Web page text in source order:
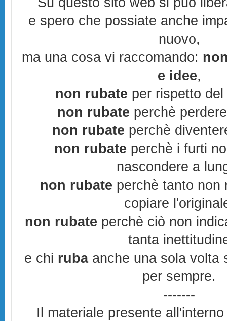
e spero che possiate anche
nuovo,
ma una cosa vi raccomando:
e idee,
non rubate per rispetto
non rubate perchè
non rubate perchè
non rubate perchè i furti
nascondere a
non rubate perchè tanto non
copiare
non rubate perchè ciò non
tanta
e chi rubaanche una sola volta
per sempre.
-------
Il materiale presente